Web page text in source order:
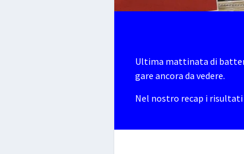
Ultima mattinata di
gare ancora da vedere.
Nel nostro recap i risultati